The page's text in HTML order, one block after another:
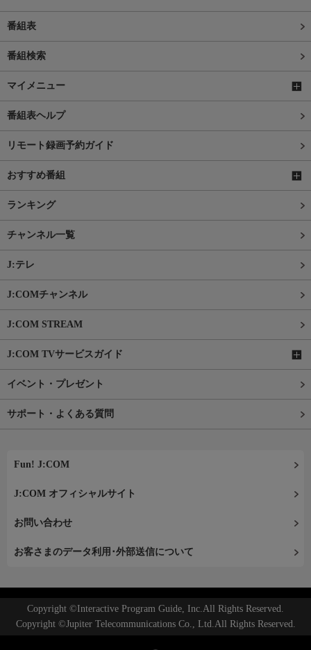
番組表
番組検索
マイメニュー
番組表ヘルプ
リモート録画予約ガイド
おすすめ番組
ランキング
チャンネル一覧
J:テレ
J:COMチャンネル
J:COM STREAM
J:COM TVサービスガイド
イベント・プレゼント
サポート・よくある質問
Fun! J:COM
J:COM オフィシャルサイト
お問い合わせ
お客さまのデータ利用･外部送信について
Copyright ©Interactive Program Guide, Inc.All Rights Reserved.
Copyright ©Jupiter Telecommunications Co., Ltd.All Rights Reserved.